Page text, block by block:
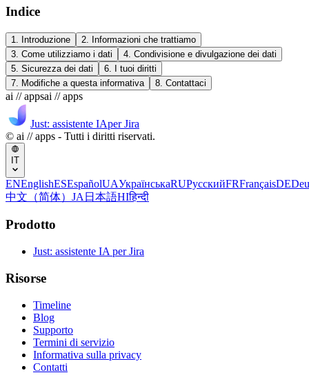
Indice
1. Introduzione
2. Informazioni che trattiamo
3. Come utilizziamo i dati
4. Condivisione e divulgazione dei dati
5. Sicurezza dei dati
6. I tuoi diritti
7. Modifiche a questa informativa
8. Contattaci
ai // appsai // apps
Just: assistente IAper Jira
© ai // apps - Tutti i diritti riservati.
IT
ENEnglishESEspañolUAУкраїнськаRUРусскийFRFrançaisDE
中文（简体） JA 日本語HIहिन्दी
Prodotto
Just: assistente IA per Jira
Risorse
Timeline
Blog
Supporto
Termini di servizio
Informativa sulla privacy
Contatti